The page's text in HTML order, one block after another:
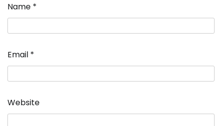
Name *
Email *
Website